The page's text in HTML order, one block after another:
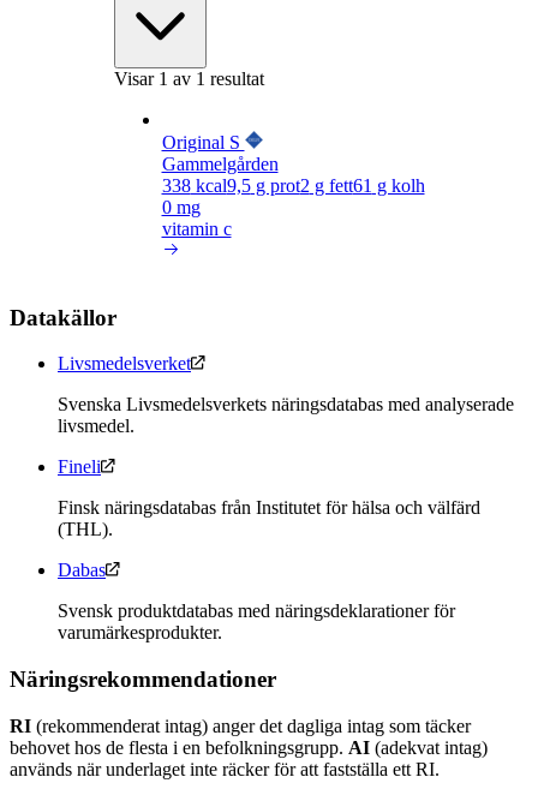
Visar 1 av 1 resultat
Original S
Gammelgården
338kcal9,5g prot2 g fett61 g kolh
0 mg
vitamin c
Datakällor
Livsmedelsverket
Svenska Livsmedelsverkets näringsdatabas med analyserade
livsmedel.
Fineli
Finsk näringsdatabas från Institutet för hälsa och välfärd
(THL).
Dabas
Svensk produktdatabas med näringsdeklarationer för
varumärkesprodukter.
Näringsrekommendationer
RI (rekommenderat intag) anger det dagliga intag som täcker
behovet hos de flesta i en befolkningsgrupp. AI (adekvat intag)
används när underlaget inte räcker för att fastställa ett RI.